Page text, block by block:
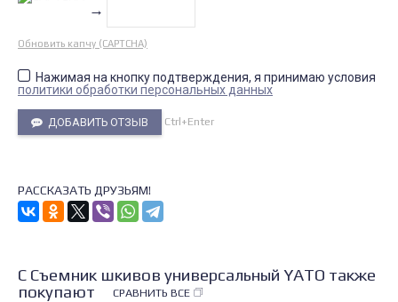
→
Обновить капчу (CAPTCHA)
Нажимая на кнопку подтверждения, я принимаю условия
политики обработки персональных данных
ДОБАВИТЬ ОТЗЫВ Ctrl+Enter
РАССКАЗАТЬ ДРУЗЬЯМ!
С Съемник шкивов универсальный YATO также
покупают
СРАВНИТЬ ВСЕ